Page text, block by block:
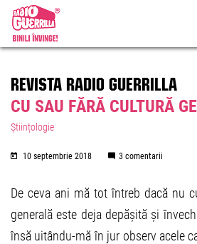
REVISTA RADIO GUERRILLA
CU SAU FĂRĂ CULTURĂ
Științologie
10 septembrie 2018 3 comentarii
De ceva ani mă tot întreb dacă nu
generală este deja depășită și
însă uitându-mă în jur observ acele